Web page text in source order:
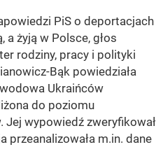
PiS o deportacjach
a żyją w Polsce, głos
rodziny, pracy i polityki
Bąk powiedziała
Ukraińców
do poziomu
wypowiedź zweryfikował
przeanalizowała m.in. dane